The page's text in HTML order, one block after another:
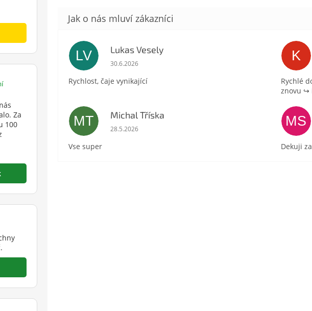
Za
100
LV Lukas Vesely
Hodnocení obchodu je 5 z 5 hvězdiček.
30.6.2026
Rychlost, čaje vynikající
K
Rychlé
znovu ↪️
MT Michal Tříska
Hodnocení obchodu je 5 z 5 hvězdiček.
28.5.2026
Vse super
MS
Dekuji